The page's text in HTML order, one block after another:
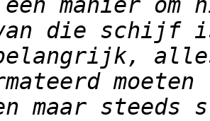
manier om
maar